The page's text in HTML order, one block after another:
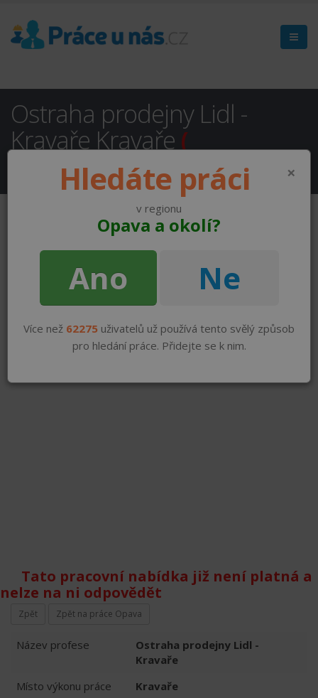
Ostraha prodejny Lidl -
Kravaře Kravaře (
NEAKTUÁLNÍ )
Tato pracovní nabídka již není platná a
nelze na ni odpovědět
Zpět Zpět na práce Opava
Název profese
Ostraha prodejny Lidl -
Kravaře
Místo výkonu práce
Kravaře
×
Hledáte práci
v regionu
Opava a okolí?
Ano Ne
Více než 62275 uživatelů už používá tento svělý způsob
pro hledání práce. Přidejte se k nim.